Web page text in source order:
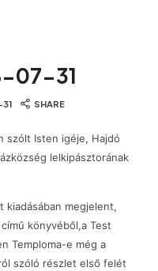
07-31
SHARE
szólt Isten igéje, Hajdó
lelkipásztorának
kiadásában megjelent,
könyvéből,a Test
Temploma-e még a
szóló részlet első felét